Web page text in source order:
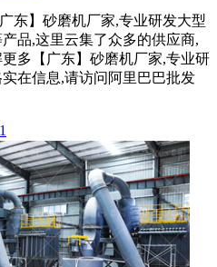
东】砂磨机厂家,专业研发大型
品,这里云集了众多的供应商,
多【广东】砂磨机厂家,专业研
在信息,请访问阿里巴巴批发